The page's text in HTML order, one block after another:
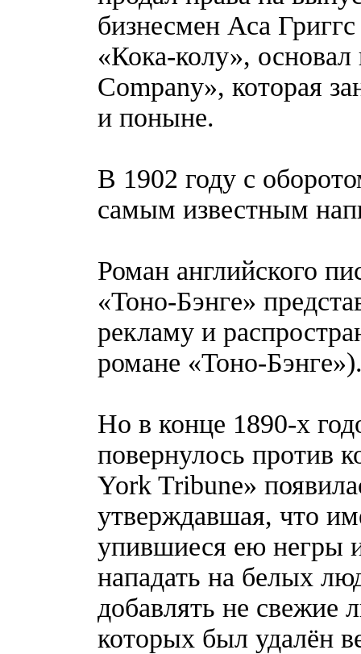
бизнесмен Аса
«Кока-колу»,
Company», которая
и поныне.
В 1902 году с
самым известным
Роман английского
«Тоно-Бэнге»
рекламу и
романе «Тоно-
Но в конце 1890-х
повернулось против
York Tribune»
утверждавшая, что
упившиеся ею негры
нападать на белых
добавлять не свежие
которых был удалён